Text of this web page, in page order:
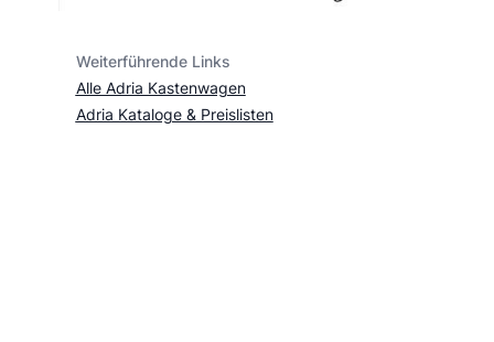
Weiterführende Links
Alle Adria Kastenwagen
Adria Kataloge & Preislisten